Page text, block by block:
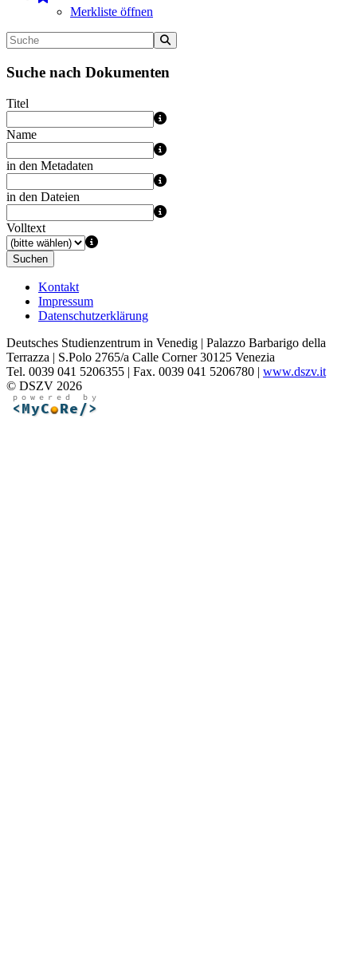
Merkliste öffnen
Suche nach Dokumenten
Titel
Name
in den Metadaten
in den Dateien
Volltext
Suchen
Kontakt
Impressum
Datenschutzerklärung
Deutsches Studienzentrum in Venedig | Palazzo Barbarigo della
Terrazza | S.Polo 2765/a Calle Corner 30125 Venezia
Tel. 0039 041 5206355 | Fax. 0039 041 5206780 | www.dszv.it
© DSZV 2026